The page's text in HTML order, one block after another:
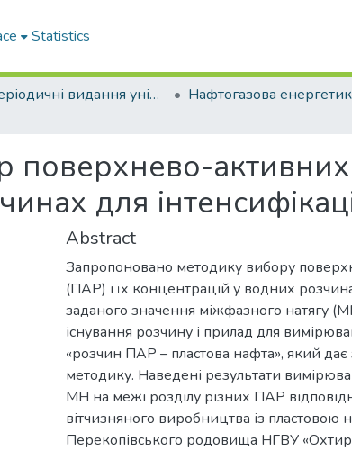
Statistics
Періодичні видання університету Нафтогазова
поверхнево-активних
для
Abstract
Запропоновано методику вибору
(ПАР) і їх концентрацій у водних
заданого значення міжфазного натягу
існування розчину і прилад для
«розчин ПАР – пластова нафта», який дає
методику. Наведені результати
МН на межі розділу різних ПАР
вітчизняного виробництва із
Перекопівського родовища НГВУ